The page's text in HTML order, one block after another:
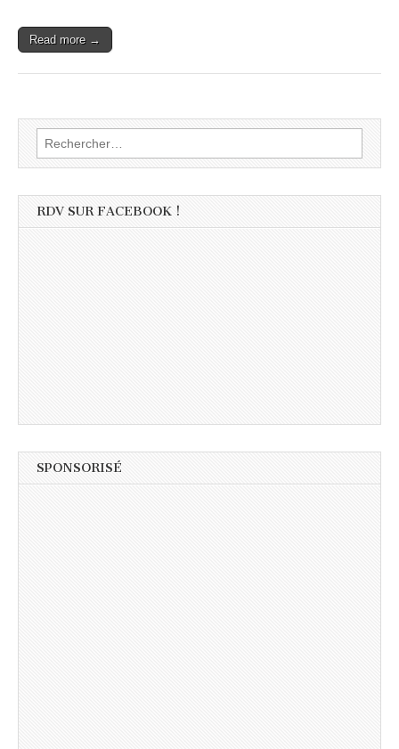
Read more →
Rechercher :
RDV SUR FACEBOOK !
SPONSORISÉ